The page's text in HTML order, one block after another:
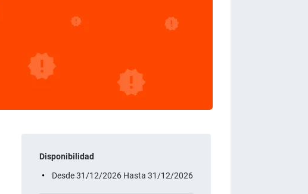
Disponibilidad
Desde 31/12/2026 Hasta 31/12/2026